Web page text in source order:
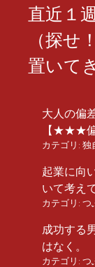
直近１
（探
置いて
大人の偏
【★★★
カテゴリ: 独
起業に向
いて考え
カテゴリ: つ
成功する
はなく。
カテゴリ: つ